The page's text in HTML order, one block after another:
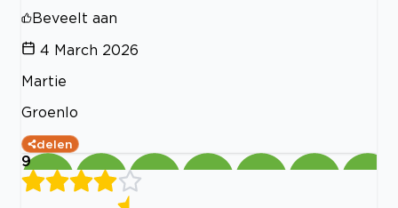
Beveelt aan
4 March 2026
Martie
Groenlo
delen
9